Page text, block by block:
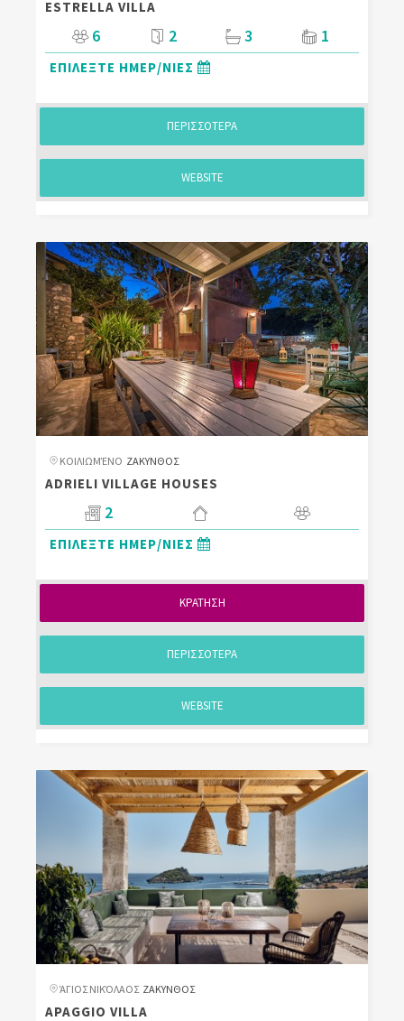
ESTRELLA VILLA
6 2 3 1
ΕΠΙΛΕΞΤΕ ΗΜΕΡ/ΝΙΕΣ
ΠΕΡΙΣΣΟΤΕΡΑ
WEBSITE
ΚΟΙΛΙΩΜΈΝΟ ΖΑΚΥΝΘΟΣ
ADRIELI VILLAGE HOUSES
2
ΕΠΙΛΕΞΤΕ ΗΜΕΡ/ΝΙΕΣ
ΚΡΑΤΗΣΗ
ΠΕΡΙΣΣΟΤΕΡΑ
WEBSITE
ΆΓΙΟΣ ΝΙΚΌΛΑΟΣΖΑΚΥΝΘΟΣ
APAGGIO VILLA